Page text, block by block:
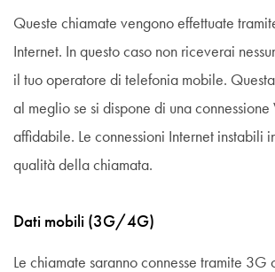
Queste chiamate vengono effettuate
Internet. In questo caso non riceverai
il tuo operatore di telefonia mobile.
al meglio se si dispone di una
affidabile. Le connessioni Internet instabili
qualità della chiamata.
Dati mobili (3G/4G)
Le chiamate saranno connesse tramite 3G